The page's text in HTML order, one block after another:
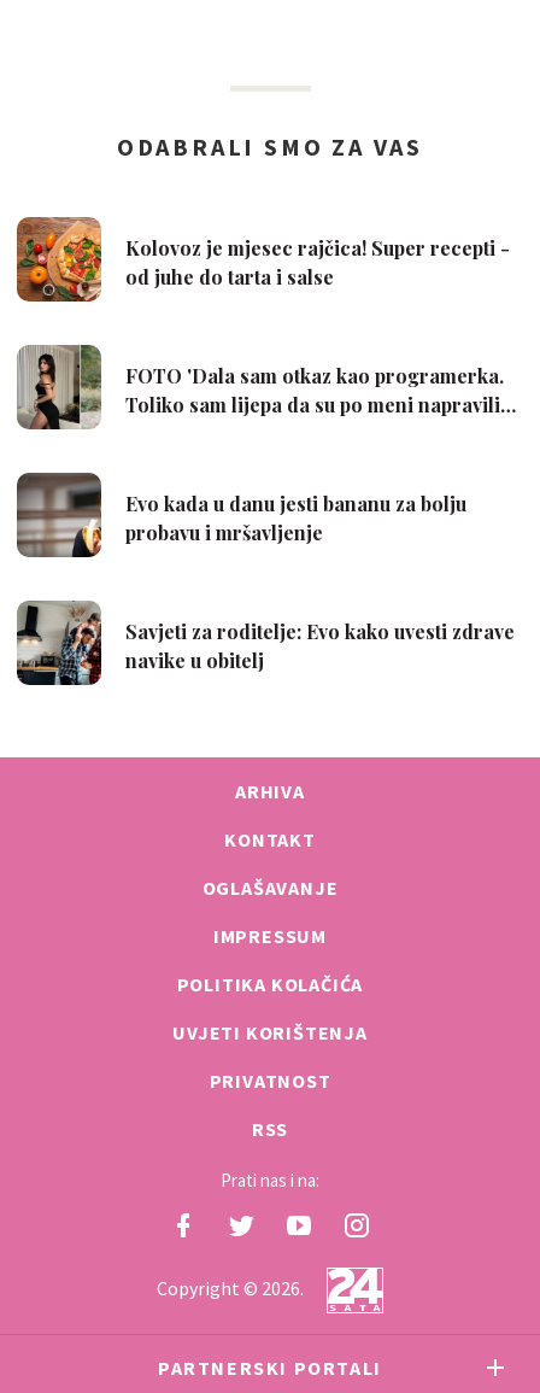
ARHIVA
KONTAKT
OGLAŠAVANJE
IMPRESSUM
POLITIKA KOLAČIĆA
UVJETI KORIŠTENJA
PRIVATNOST
RSS
Prati nas i na:
Copyright © 2026.
PARTNERSKI PORTALI